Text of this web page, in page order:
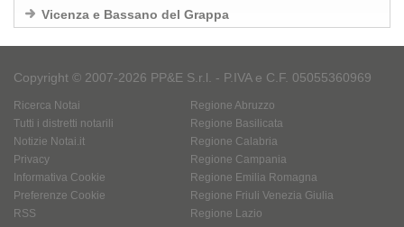
Vicenza e Bassano del Grappa
Copyright © 2007-2026 PP&E S.r.l. - P.IVA e C.F. 05055360969
Ricerca Notai
Tutti i distretti notarili
Notizie Notai.it
Privacy
Informativa Cookie
Preferenze Cookie
RSS
Regione Abruzzo
Regione Basilicata
Regione Calabria
Regione Campania
Regione Emilia Romagna
Regione Friuli Venezia Giulia
Regione Lazio